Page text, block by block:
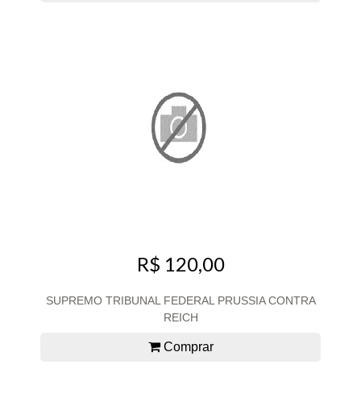
R$ 120,00
SUPREMO TRIBUNAL FEDERAL PRUSSIA CONTRA
REICH
Comprar